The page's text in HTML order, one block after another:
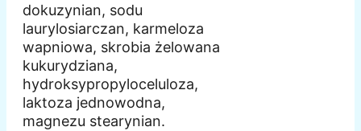
dokuzynian, sodu
laurylosiarczan, karmeloza
wapniowa, skrobia żelowana
kukurydziana,
hydroksypropyloceluloza,
laktoza jednowodna,
magnezu stearynian.